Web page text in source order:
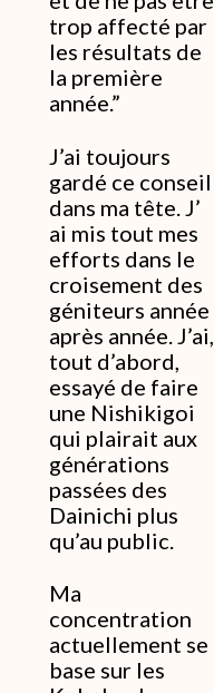
trop affecté par
les résultats de
la première
année.”
J’ai toujours
gardé ce conseil
dans ma tête. J’
ai mis tout mes
efforts dans le
croisement des
géniteurs année
après année. J’ai,
tout d’abord,
essayé de faire
une Nishikigoi
qui plairait aux
générations
passées des
Dainichi plus
qu’au public.
Ma
concentration
actuellement se
base sur les